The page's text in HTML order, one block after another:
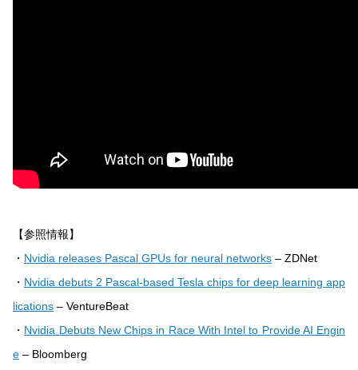
【参照情報】
・ Nvidia releases Pascal GPUs for neural networks – ZDNet
・ Nvidia debuts 2 Pascal-based Tesla chips for deep learning app
lications – VentureBeat
・ Nvidia Debuts New Chips in Race With Intel to Provide AI Engin
e – Bloomberg